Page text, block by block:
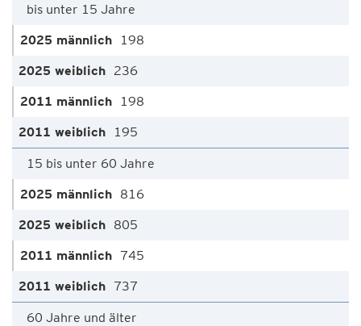
bis unter 15 Jahre
198
236
198
195
15 bis unter 60 Jahre
816
805
745
737
60 Jahre und älter